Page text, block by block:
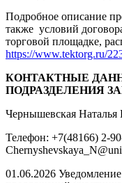
Подробное описание
также условий
торговой площадке,
https://www.tektorg.ru/
КОНТАКТНЫЕ
ПОДРАЗДЕЛЕНИЯ
Чернышевская Наталья
Телефон: +7(48166) 2-
01.06.2026